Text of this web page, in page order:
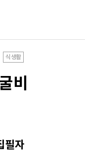
식생활
비
필자